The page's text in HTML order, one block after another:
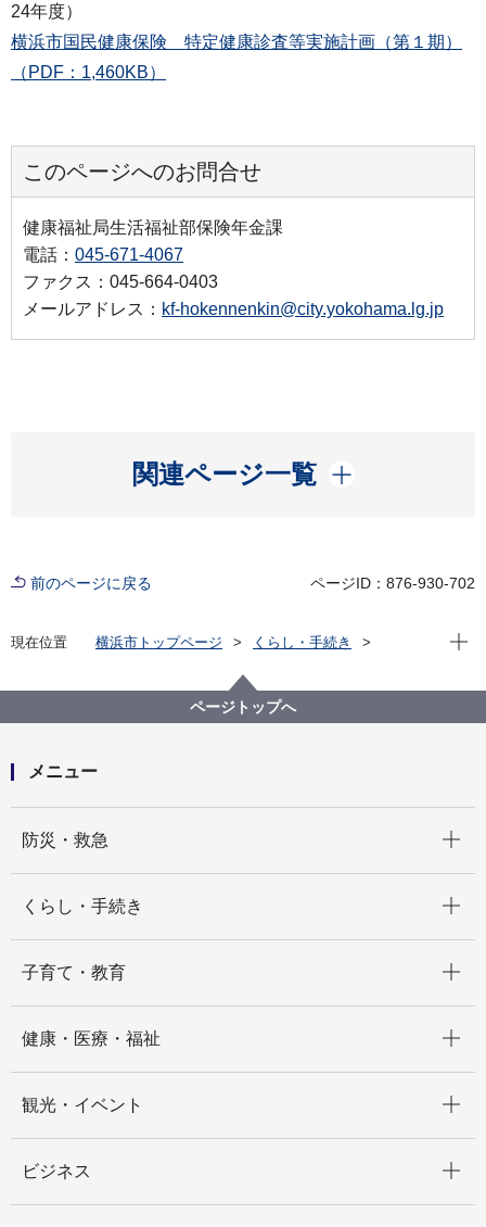
24年度）
横浜市国民健康保険 特定健康診査等実施計画（第１期）
（PDF：1,460KB）
このページへのお問合せ
健康福祉局生活福祉部保険年金課
電話： 045-671-4067
ファクス：045-664-0403
メールアドレス： kf-hokennenkin@city.yokohama.lg.jp
関連ページ一覧
開く
前のページに戻る ページID：876-930-702
現在位置 横浜市トップページ
くらし・手続き
健康づくり、特定健康診査・特定保健指導
保健事業実施計画（データヘルス計画）・特定健診等
実施計画
現在
ページトップへ
メニュー
防災・救急
くらし・手続き
子育て・教育
健康・医療・福祉
観光・イベント
ビジネス